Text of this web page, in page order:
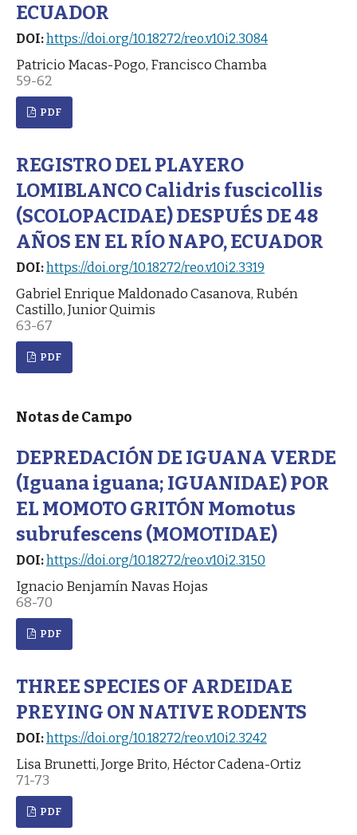
ECUADOR
DOI:https://doi.org/10.18272/reo.v10i2.3084
Patricio Macas-Pogo, Francisco Chamba
59-62
PDF
REGISTRO DEL PLAYERO
LOMIBLANCO Calidris fuscicollis
(SCOLOPACIDAE) DESPUÉS DE 48
AÑOS EN EL RÍO NAPO, ECUADOR
DOI:https://doi.org/10.18272/reo.v10i2.3319
Gabriel Enrique Maldonado Casanova, Rubén
Castillo, Junior Quimis
63-67
PDF
Notas de Campo
DEPREDACIÓN DE IGUANA VERDE
(Iguana iguana; IGUANIDAE) POR
EL MOMOTO GRITÓN Momotus
subrufescens (MOMOTIDAE)
DOI:https://doi.org/10.18272/reo.v10i2.3150
Ignacio Benjamín Navas Hojas
68-70
PDF
THREE SPECIES OF ARDEIDAE
PREYING ON NATIVE RODENTS
DOI:https://doi.org/10.18272/reo.v10i2.3242
Lisa Brunetti, Jorge Brito, Héctor Cadena-Ortiz
71-73
PDF